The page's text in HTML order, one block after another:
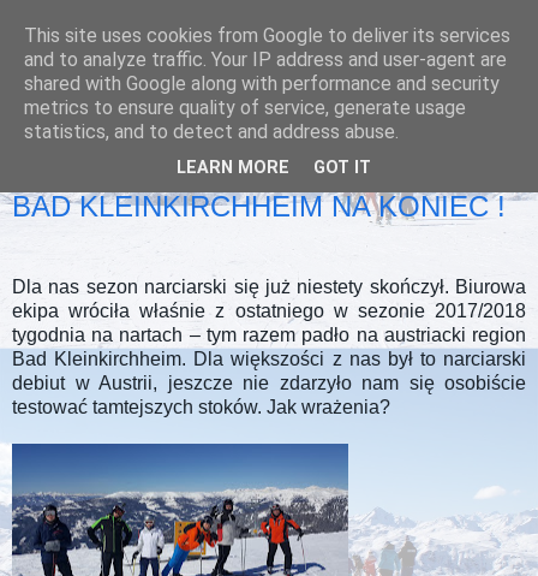
WTOREK, 29 MAJA 2018
BAD KLEINKIRCHHEIM NA KONIEC !
Dla nas sezon narciarski się już niestety skończył. Biurowa
ekipa wróciła właśnie z ostatniego w sezonie 2017/2018
tygodnia na nartach – tym razem padło na austriacki region
Bad Kleinkirchheim. Dla większości z nas był to narciarski
debiut w Austrii, jeszcze nie zdarzyło nam się osobiście
testować tamtejszych stoków. Jak wrażenia?
This site uses cookies from Google to deliver its services
and to analyze traffic. Your IP address and user-agent are
shared with Google along with performance and security
metrics to ensure quality of service, generate usage
statistics, and to detect and address abuse.
LEARN MORE GOT IT